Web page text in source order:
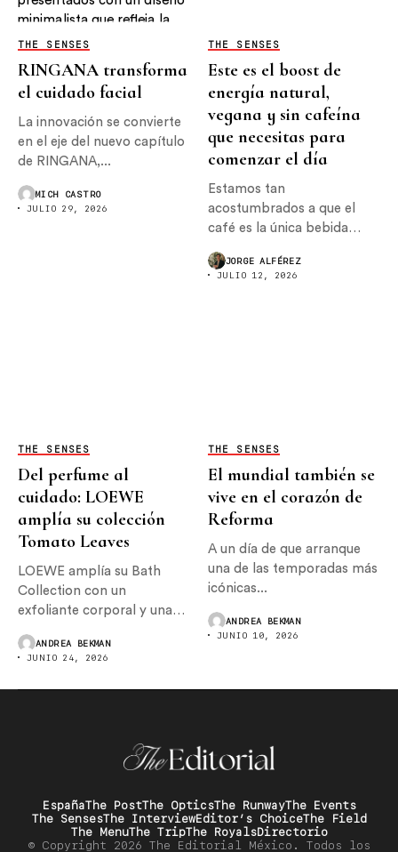
THE SENSES
RINGANA transforma
el cuidado facial
La innovación se convierte
en el eje del nuevo capítulo
de RINGANA,...
MICH CASTRO
JULIO 29, 2026
THE SENSES
Este es el boost de
energía natural,
vegana y sin cafeína
que necesitas para
comenzar el día
Estamos tan
acostumbrados a que el
café es la única bebida
JORGE ALFÉREZ
JULIO 12, 2026
THE SENSES
Del perfume al
cuidado: LOEWE
amplía su colección
Tomato Leaves
LOEWE amplía su Bath
Collection con un
exfoliante corporal y una
ANDREA BEKMAN
JUNIO 24, 2026
THE SENSES
El mundial también se
vive en el corazón de
Reforma
A un día de que arranque
una de las temporadas más
icónicas...
ANDREA BEKMAN
JUNIO 10, 2026
EspañaThe PostThe OpticsThe RunwayThe Events
The SensesThe InterviewEditor’s ChoiceThe Field
The MenuThe TripThe RoyalsDirectorio
© Copyright 2026 The Editorial México. Todos los